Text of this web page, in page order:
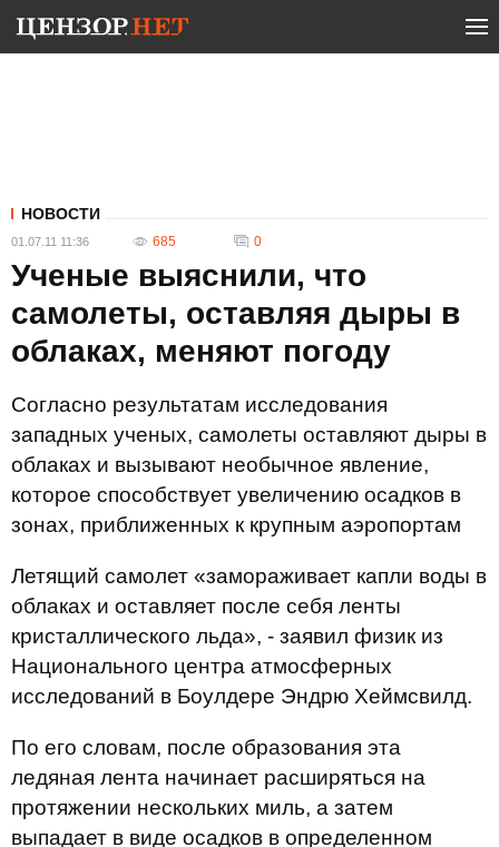
НОВОСТИ
01.07.11 11:36 685 0
Ученые выяснили, что
самолеты, оставляя дыры в
облаках, меняют погоду
Согласно результатам исследования
западных ученых, самолеты оставляют дыры в
облаках и вызывают необычное явление,
которое способствует увеличению осадков в
зонах, приближенных к крупным аэропортам
Летящий самолет «замораживает капли воды в
облаках и оставляет после себя ленты
кристаллического льда», - заявил физик из
Национального центра атмосферных
исследований в Боулдере Эндрю Хеймсвилд.
По его словам, после образования эта
ледяная лента начинает расширяться на
протяжении нескольких миль, а затем
выпадает в виде осадков в определенном